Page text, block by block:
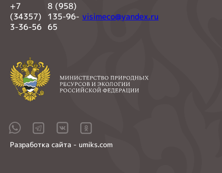
+7
(34357)
3-36-56
8 (958)
135-96-
65
visimeco@yandex.ru
Разработка сайта - umiks.com